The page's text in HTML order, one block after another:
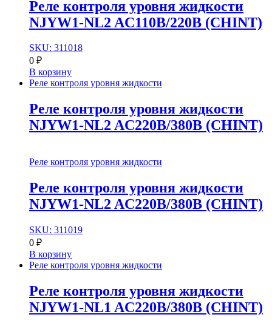
Реле контроля уровня жидкости
NJYW1-NL2 AC110В/220В (CHINT)
SKU: 311018
0 ₽
В корзину
Реле контроля уровня жидкости
Реле контроля уровня жидкости
NJYW1-NL2 AC220В/380В (CHINT)
Реле контроля уровня жидкости
Реле контроля уровня жидкости
NJYW1-NL2 AC220В/380В (CHINT)
SKU: 311019
0 ₽
В корзину
Реле контроля уровня жидкости
Реле контроля уровня жидкости
NJYW1-NL1 AC220В/380В (CHINT)